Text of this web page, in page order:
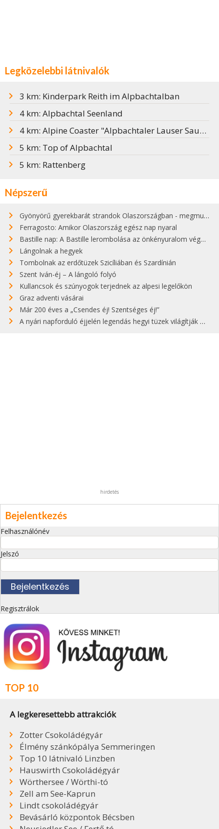
Legközelebbi látnivalók
3 km: Kinderpark Reith im Alpbachtalban
4 km: Alpbachtal Seenland
4 km: Alpine Coaster "Alpbachtaler Lauser Sauser"
5 km: Top of Alpbachtal
5 km: Rattenberg
Népszerű
Gyönyörű gyerekbarát strandok Olaszországban - megmutatjuk a 15 legjobbat
Ferragosto: Amikor Olaszország egész nap nyaral
Bastille nap: A Bastille lerombolása az önkényuralom végét jelentette
Lángolnak a hegyek
Tombolnak az erdőtüzek Szicíliában és Szardínián
Szent Iván-éj – A lángoló folyó
Kullancsok és szúnyogok terjednek az alpesi legelőkön
Graz adventi vásárai
Már 200 éves a „Csendes éj! Szentséges éj!”
A nyári napforduló éjjelén legendás hegyi tüzek világítják meg Zugspitzét
hirdetés
Bejelentkezés
Felhasználónév
Jelszó
Regisztrálok
TOP 10
A legkeresettebb attrakciók
Zotter Csokoládégyár
Élmény szánkópálya Semmeringen
Top 10 látnivaló Linzben
Hauswirth Csokoládégyár
Wörthersee / Wörthi-tó
Zell am See-Kaprun
Lindt csokoládégyár
Bevásárló központok Bécsben